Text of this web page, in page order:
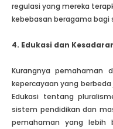
regulasi yang mereka
kebebasan beragama bagi
4. Edukasi dan
Kurangnya pemahaman
kepercayaan yang
Edukasi tentang
sistem pendidikan dan
pemahaman yang lebih